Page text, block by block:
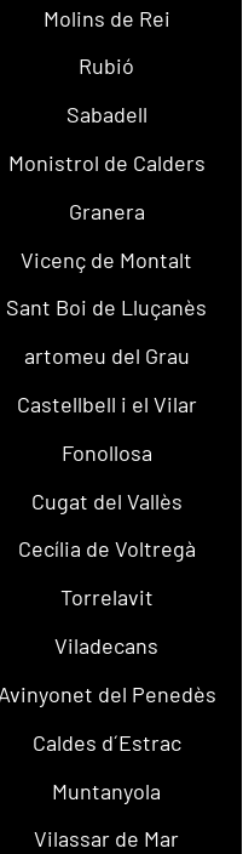
Molins de Rei
Rubió
Sabadell
Monistrol de Calders
Granera
Vicenç de Montalt
Sant Boi de Lluçanès
artomeu del Grau
Castellbell i el Vilar
Fonollosa
Cugat del Vallès
Cecília de Voltregà
Torrelavit
Viladecans
Avinyonet del Penedès
Caldes d´Estrac
Muntanyola
Vilassar de Mar